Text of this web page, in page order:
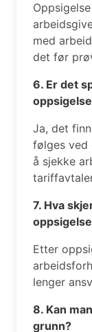
med
det før
6. Er det
Ja, det
følges ved
å sjekke
7. Hva
Etter
lenger
8. Kan
grunn?